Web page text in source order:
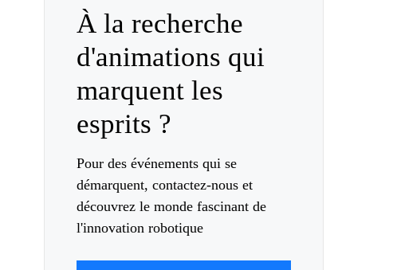
À la recherche
d'animations qui
marquent les
esprits ?
Pour des événements qui se
démarquent, contactez-nous et
découvrez le monde fascinant de
l'innovation robotique